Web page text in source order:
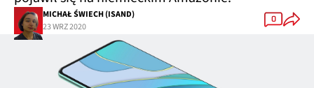
MICHAŁ ŚWIECH (ISAND)
23 WRZ 2020
0